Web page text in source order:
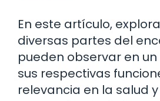
En este artículo,
diversas partes del
pueden observar en
sus respectivas
relevancia en la salud